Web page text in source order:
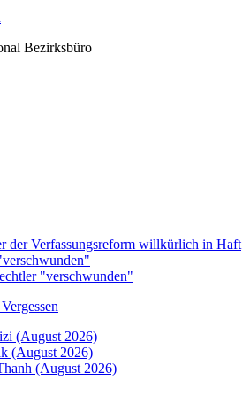
Bezirksbüro
der Verfassungsreform willkürlich in Haft
"verschwunden"
(August 2026)
(August 2026)
(August 2026)